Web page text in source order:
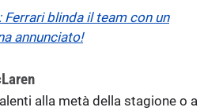
Ferrari blinda il team con un
annunciato!
alla metà della stagione o a